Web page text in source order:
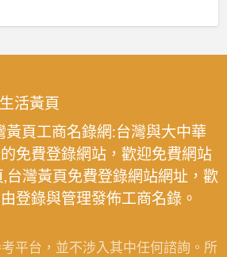
活黃頁
黃頁工商名錄網:台灣與大中華
免費登錄網站，歡迎免費網站
台灣黃頁免費登錄網站網址，歡
登錄與管理發佈工商名錄。
平台，並不涉入其中任何諮詢。所